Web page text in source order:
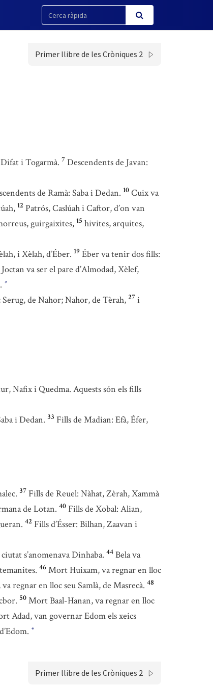
Primer llibre de les Cròniques 2
i Togarmà. 7 Descendents de Javan:
de Ramà: Saba i Dedan. 10 Cuix va
12 Patrós, Caslúah i Caftor, d’on van
guirgaixites, 15 hivites, arquites,
i Xèlah, d’Éber. 19 Éber va tenir dos fills:
Joctan va ser el pare d’Almodad, Xèlef,
*
Serug, de Nahor; Nahor, de Tèrah, 27 i
Nafix i Quedma. Aquests són els fills
i Dedan. 33 Fills de Madian: Efà, Éfer,
37 Fills de Reuel: Nàhat, Zèrah, Xammà
de Lotan. 40 Fills de Xobal: Alian,
42 Fills d’Ésser: Bilhan, Zaavan i
s’anomenava Dinhaba. 44 Bela va
46 Mort Huixam, va regnar en lloc
regnar en lloc seu Samlà, de Masrecà. 48
50 Mort Baal-Hanan, va regnar en lloc
Adad, van governar Edom els xeics
*
Primer llibre de les Cròniques 2